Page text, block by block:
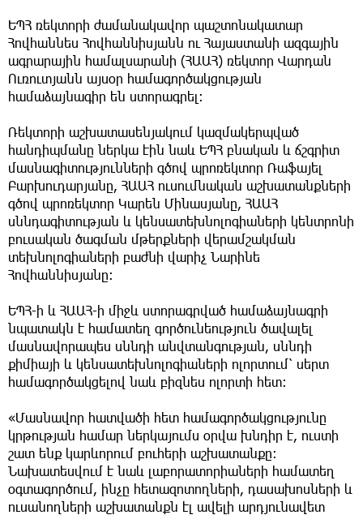
ԵՊՀ ռեկտորի ժամանակավոր պաշտոնակատար
Հովհաննես Հովհաննիսյանն ու Հայաստանի ազգային
ագրարային համալսարանի (ՀԱԱՀ) ռեկտոր Վարդան
Ուռուտյանն այսօր համագործակցության
համաձայնագիր են ստորագրել:
Ռեկտորի աշխատասենյակում կազմակերպված
հանդիպմանը ներկա էին նաև ԵՊՀ բնական և ճշգրիտ
մասնագիտությունների գծով պրոռեկտոր Ռաֆայել
Բարխուդարյանը, ՀԱԱՀ ուսումնական աշխատանքների
գծով պրոռեկտոր Կարեն Մինասյանը, ՀԱԱՀ
սննդագիտության և կենսատեխնոլոգիաների կենտրոնի
բուսական ծագման մթերքների վերամշակման
տեխնոլոգիաների բաժնի վարիչ Նարինե
Հովհաննիսյանը:
ԵՊՀ-ի և ՀԱԱՀ-ի միջև ստորագրված համաձայնագրի
նպատակն է համատեղ գործունեություն ծավալել
մասնավորապես սննդի անվտանգության, սննդի
քիմիայի և կենսատեխնոլոգիաների ոլորտում՝ սերտ
համագործակցելով նաև բիզնես ոլորտի հետ:
«Մասնավոր հատվածի հետ համագործակցությունը
կրթության համար ներկայումս օրվա խնդիր է, ուստի
շատ ենք կարևորում բուհերի աշխատանքը:
Նախատեսվում է նաև լաբորատորիաների համատեղ
օգտագործում, ինչը հետազոտողների, դասախոսների և
ուսանողների աշխատանքն էլ ավելի արդյունավետ